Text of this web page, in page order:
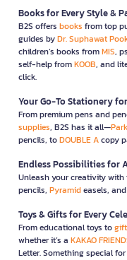
Books for Every Style &
B2S offers books from top
guides byDr. Suphawat
children’s books fromMIS,
self-help fromKOOB, and
click.
Your Go-To Stationery
From premium pens and
supplies, B2S has it all—
pencils, toDOUBLE Acopy
Endless Possibilities for
Unleash your creativity with
pencils, Pyramideasels, and
Toys & Gifts for Every
From educational toys to
whether it’s a KAKAO
Letter. Something special for